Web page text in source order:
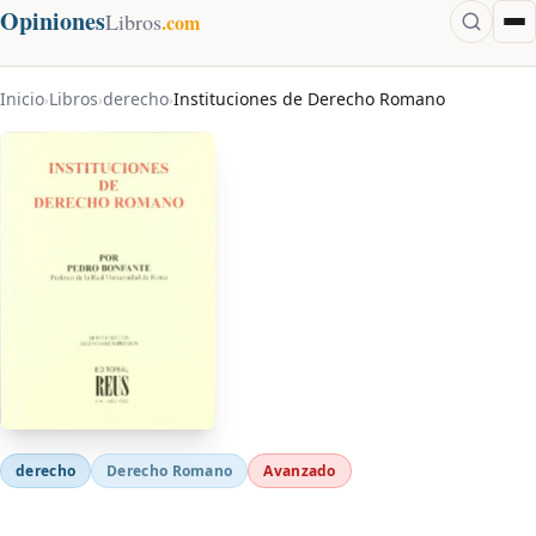
OpinionesLibros.com
Inicio›Libros›derecho›Instituciones de Derecho Romano
derecho Derecho Romano Avanzado